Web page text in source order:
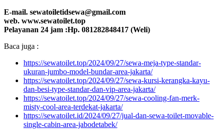
E-mail. sewatoiletidsewa@gmail.com
web. www.sewatoilet.top
Pelayanan 24 jam :Hp. 081282848417 (Weli)
Baca juga :
https://sewatoilet.top/2024/09/27/sewa-meja-type-standar-
ukuran-jumbo-model-bundar-area-jakarta/
https://sewatoilet.top/2024/09/27/sewa-kursi-kerangka-kayu-
dan-besi-type-standar-dan-vip-area-jakarta/
https://sewatoilet.top/2024/09/27/sewa-cooling-fan-merk-
misty-cool-area-terdekat-jakarta/
https://sewatoilet.id/2024/09/27/jual-dan-sewa-toilet-movable-
single-cabin-area-jabodetabek/